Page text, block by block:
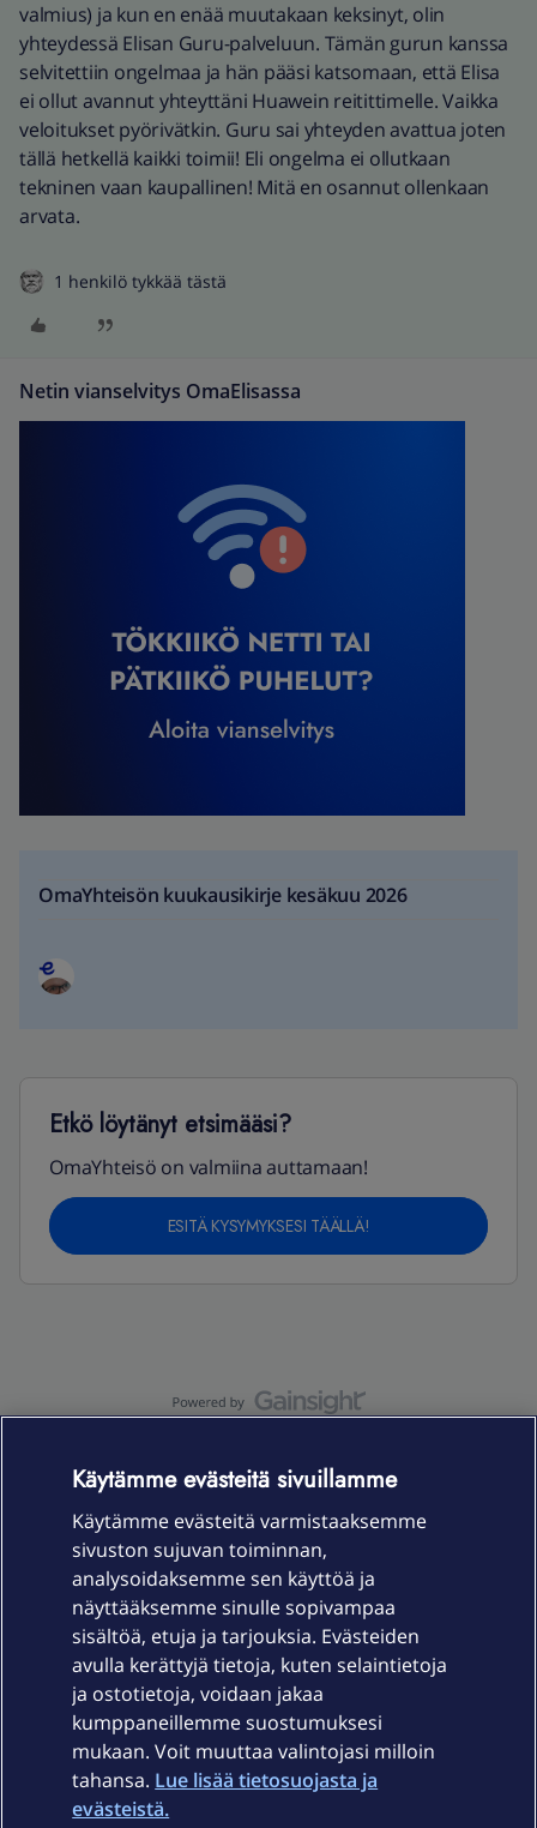
valmius) ja kun en enää muutakaan keksinyt, olin
yhteydessä Elisan Guru-palveluun. Tämän gurun kanssa
selvitettiin ongelmaa ja hän pääsi katsomaan, että Elisa
ei ollut avannut yhteyttäni Huawein reitittimelle. Vaikka
veloitukset pyörivätkin. Guru sai yhteyden avattua joten
tällä hetkellä kaikki toimii! Eli ongelma ei ollutkaan
tekninen vaan kaupallinen! Mitä en osannut ollenkaan
arvata.
1 henkilö tykkää tästä
Netin vianselvitys OmaElisassa
OmaYhteisön kuukausikirje kesäkuu 2026
Etkö löytänyt etsimääsi?
OmaYhteisö on valmiina auttamaan!
ESITÄ KYSYMYKSESI TÄÄLLÄ!
Laitteet & liittymät
Palvelut
Ajankohtaista
Käytämme evästeitä sivuillamme
Käytämme evästeitä varmistaaksemme
sivuston sujuvan toiminnan,
analysoidaksemme sen käyttöä ja
näyttääksemme sinulle sopivampaa
sisältöä, etuja ja tarjouksia. Evästeiden
avulla kerättyjä tietoja, kuten selaintietoja
ja ostotietoja, voidaan jakaa
kumppaneillemme suostumuksesi
mukaan. Voit muuttaa valintojasi milloin
tahansa. Lue lisää tietosuojasta ja
evästeistä.